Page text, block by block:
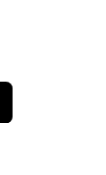
na App Store